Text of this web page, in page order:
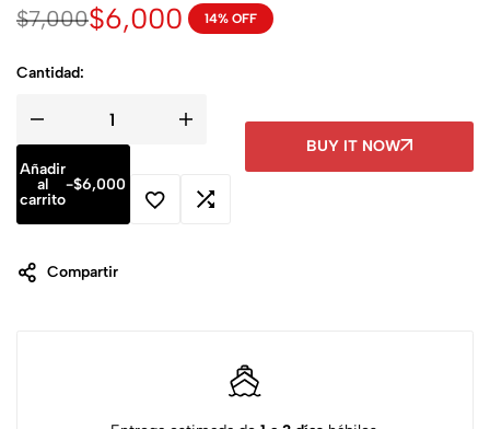
$7,000$6,000 14% OFF
Cantidad:
Añadir
al
carrito
-$6,000
BUY IT NOW
Compartir